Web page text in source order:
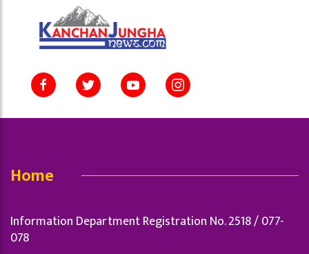
Home
Information Department Registration No. 2518 / 077-
078